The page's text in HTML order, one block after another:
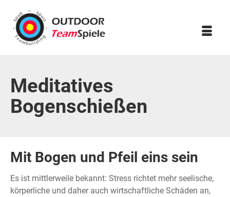
Meditatives
Bogenschießen
Mit Bogen und Pfeil eins sein
Es ist mittlerweile bekannt: Stress richtet mehr seelische,
körperliche und daher auch wirtschaftliche Schäden an,